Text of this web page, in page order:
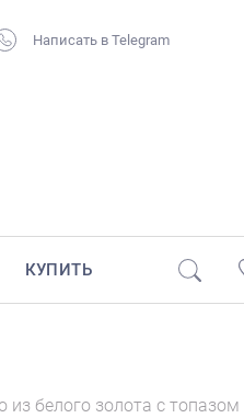
Написать в Telegram
КУПИТЬ
из белого золота с топазом